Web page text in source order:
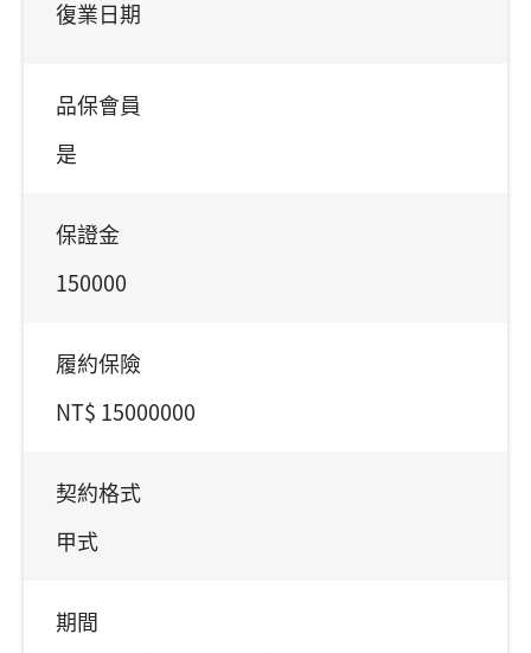
復業日期
品保會員
是
保證金
150000
履約保險
NT$ 15000000
契約格式
甲式
期間